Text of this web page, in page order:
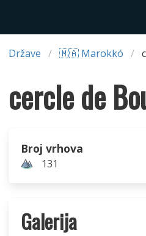
Države 🇲🇦 Marokkó
cercle de
Broj vrhova
131
Galerija